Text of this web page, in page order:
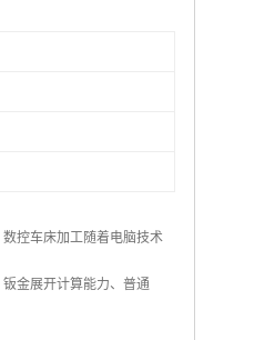
控车床加工随着电脑技术
金展开计算能力、普通